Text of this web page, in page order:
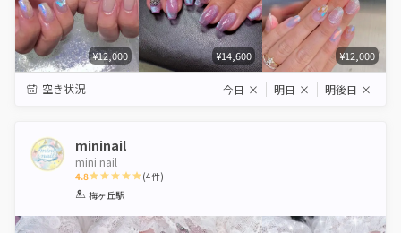
¥12,000 ¥14,600 ¥12,000
空き状況 今日 × 明日 × 明後日 ×
mininail
mini nail
4.8
1 2 3 4
(4件)
梅ヶ丘駅